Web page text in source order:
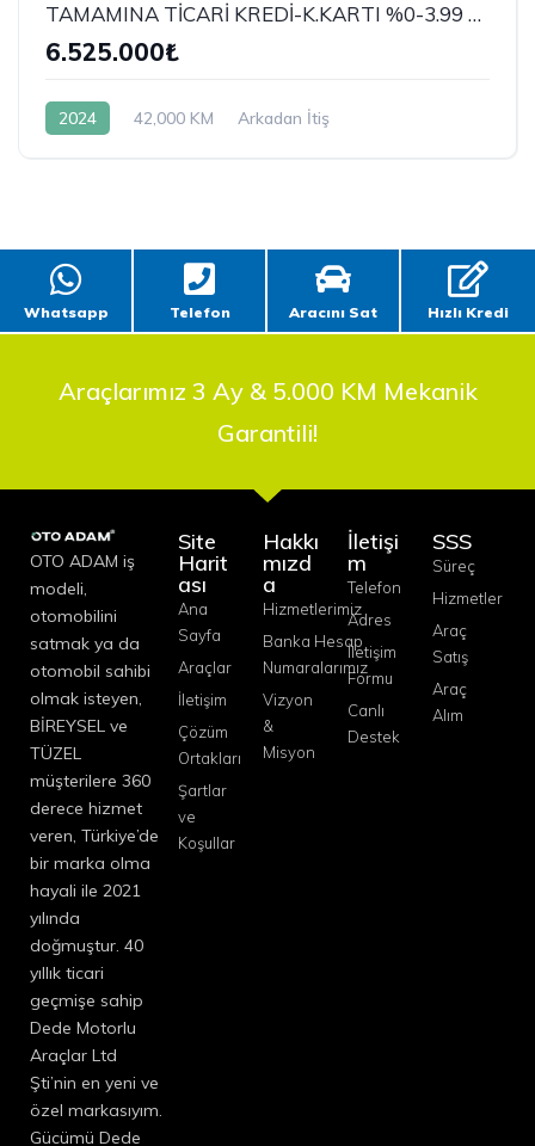
TAMAMINA TİCARİ KREDİ-K.KARTI %0-3.99 ÇEK-2.99 SENET-ÇKS SATIŞ
6.525.000₺
2024 42,000 KM Arkadan İtiş
Whatsapp Telefon Aracını Sat Hızlı Kredi
Araçlarımız 3 Ay & 5.000 KM Mekanik
Garantili!
OTO ADAM iş
modeli,
otomobilini
satmak ya da
otomobil sahibi
olmak isteyen,
BİREYSEL ve
TÜZEL
müşterilere 360
derece hizmet
veren, Türkiye’de
bir marka olma
hayali ile 2021
yılında
doğmuştur. 40
yıllık ticari
geçmişe sahip
Dede Motorlu
Araçlar Ltd
Şti’nin en yeni ve
özel markasıyım.
Gücümü Dede
Site
Harit
ası
Ana
Sayfa
Araçlar
İletişim
Çözüm
Ortakları
Şartlar
ve
Koşullar
Hakkı
mızd
a
Hizmetlerimiz
Banka Hesap
Numaralarımız
Vizyon
&
Misyon
İletişi
m
Telefon
Adres
İletişim
Formu
Canlı
Destek
SSS
Süreç
Hizmetler
Araç
Satış
Araç
Alım